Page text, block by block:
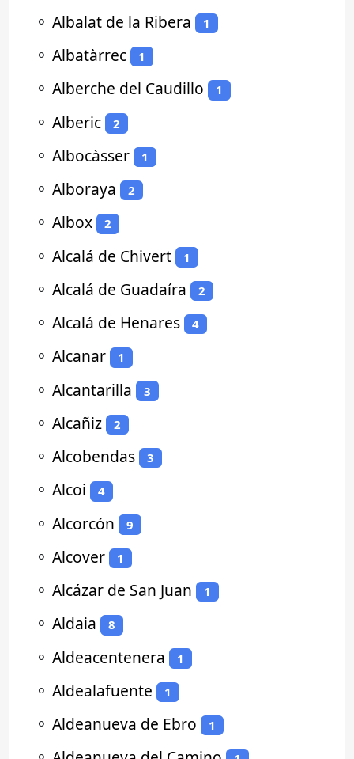
⚬ Albalat de la Ribera 1
⚬ Albatàrrec 1
⚬ Alberche del Caudillo 1
⚬ Alberic 2
⚬ Albocàsser 1
⚬ Alboraya 2
⚬ Albox 2
⚬ Alcalá de Chivert 1
⚬ Alcalá de Guadaíra 2
⚬ Alcalá de Henares 4
⚬ Alcanar 1
⚬ Alcantarilla 3
⚬ Alcañiz 2
⚬ Alcobendas 3
⚬ Alcoi 4
⚬ Alcorcón 9
⚬ Alcover 1
⚬ Alcázar de San Juan 1
⚬ Aldaia 8
⚬ Aldeacentenera 1
⚬ Aldealafuente 1
⚬ Aldeanueva de Ebro 1